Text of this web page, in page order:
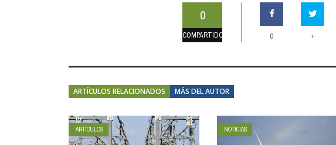
0
COMPARTIDOS 0 +
ARTÍCULOS RELACIONADOS MÁS DEL AUTOR
ARTÍCULOS NOTICIAS